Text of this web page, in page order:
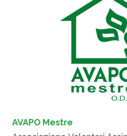
AVAPO Mestre